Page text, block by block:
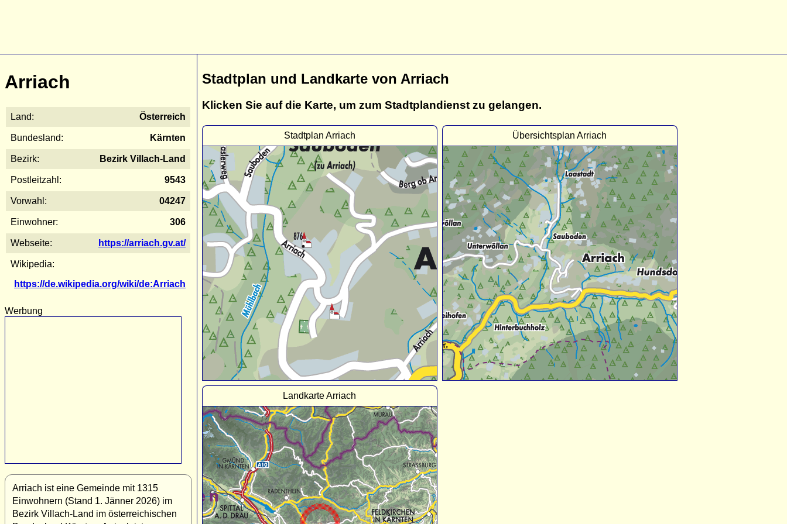
Arriach
Land: Österreich
Bundesland: Kärnten
Bezirk: Bezirk Villach-Land
Postleitzahl: 9543
Vorwahl: 04247
Einwohner: 306
Webseite: https://arriach.gv.at/
Wikipedia:
https://de.wikipedia.org/wiki/de:Arriach
Werbung
Arriach ist eine Gemeinde mit 1315
Einwohnern (Stand 1. Jänner 2026) im
Bezirk Villach-Land im österreichischen
Stadtplan und Landkarte von Arriach
Klicken Sie auf die Karte, um zum Stadtplandienst zu gelangen.
Stadtplan Arriach Übersichtsplan Arriach
Landkarte Arriach